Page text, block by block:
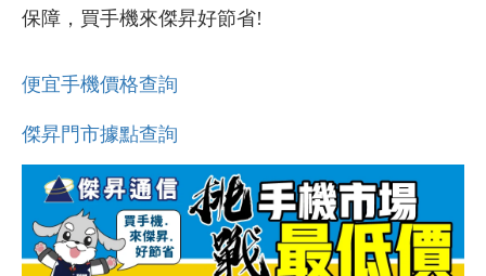
保障，買手機來傑昇好節省!
便宜手機價格查詢
傑昇門市據點查詢